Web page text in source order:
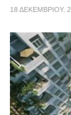
18 ΔΕΚΕΜΒΡΊΟΥ,